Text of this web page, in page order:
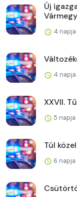
Új
4
4
XXVII.
5
Túl
6